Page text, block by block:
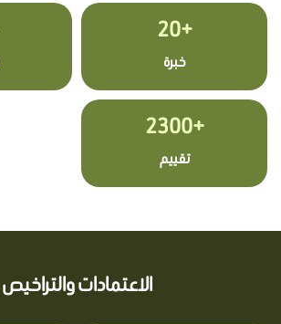
+20
خبرة
+2300
تقييم
الاعتمادات والتراخيص